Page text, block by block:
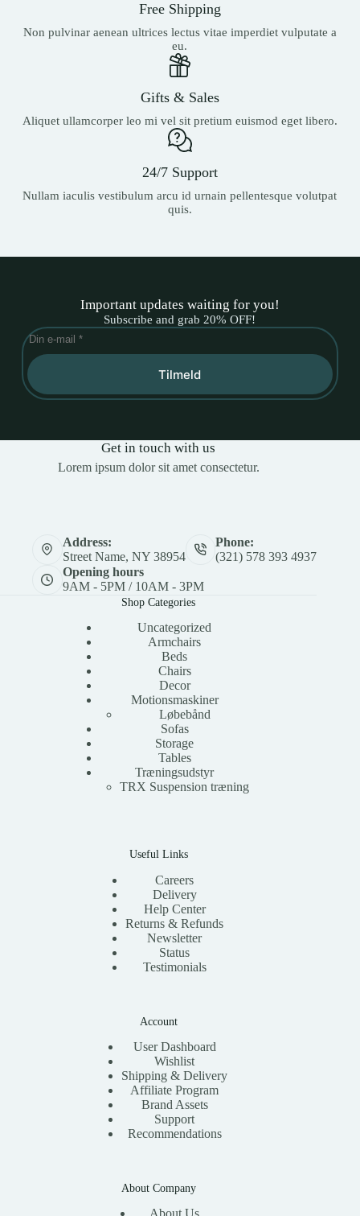
Free Shipping
Non pulvinar aenean ultrices lectus vitae imperdiet vulputate a
eu.
Gifts & Sales
Aliquet ullamcorper leo mi vel sit pretium euismod eget libero.
24/7 Support
Nullam iaculis vestibulum arcu id urnain pellentesque volutpat
quis.
Important updates waiting for you!
Subscribe and grab 20% OFF!
Tilmeld
Get in touch with us
Lorem ipsum dolor sit amet consectetur.
Address:
Street Name, NY 38954
Phone:
(321) 578 393 4937
Opening hours
9AM - 5PM / 10AM - 3PM
Shop Categories
Uncategorized
Armchairs
Beds
Chairs
Decor
Motionsmaskiner
Løbebånd
Sofas
Storage
Tables
Træningsudstyr
TRX Suspension træning
Useful Links
Careers
Delivery
Help Center
Returns & Refunds
Newsletter
Status
Testimonials
Account
User Dashboard
Wishlist
Shipping & Delivery
Affiliate Program
Brand Assets
Support
Recommendations
About Company
About Us